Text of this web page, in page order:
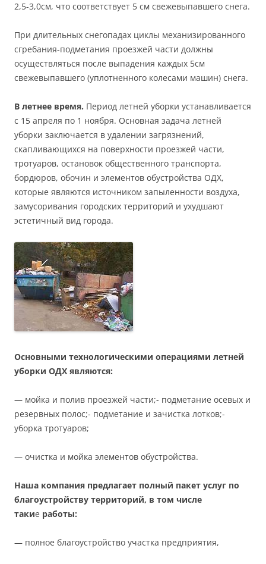
2,5-3,0см, что соответствует 5 см свежевыпавшего снега.
При длительных снегопадах циклы механизированного
сгребания-подметания проезжей части должны
осуществляться после выпадения каждых 5см
свежевыпавшего (уплотненного колесами машин) снега.
В летнее время. Период летней уборки устанавливается
с 15 апреля по 1 ноября. Основная задача летней
уборки заключается в удалении загрязнений,
скапливающихся на поверхности проезжей части,
тротуаров, остановок общественного транспорта,
бордюров, обочин и элементов обустройства ОДХ,
которые являются источником запыленности воздуха,
замусоривания городских территорий и ухудшают
эстетичный вид города.
Основными технологическими операциями летней
уборки ОДХ являются:
— мойка и полив проезжей части;- подметание осевых и
резервных полос;- подметание и зачистка лотков;-
уборка тротуаров;
— очистка и мойка элементов обустройства.
Наша компания предлагает полный пакет услуг по
благоустройству территорий, в том числе
такие работы:
— полное благоустройство участка предприятия,